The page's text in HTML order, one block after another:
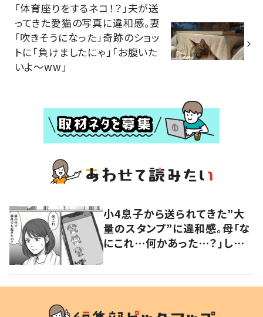
「体育座りをするネコ！？」夫が送
ってきた愛猫の写真に違和感。妻
「吹きそうになった」奇跡のショッ
トに「負けましたにゃ」「お腹いた
いよ〜ww」
小4息子から送られてきた”大
量のスタンプ”に違和感。母「な
にこれ…何かあった…？」しか
たｗｗｗ」